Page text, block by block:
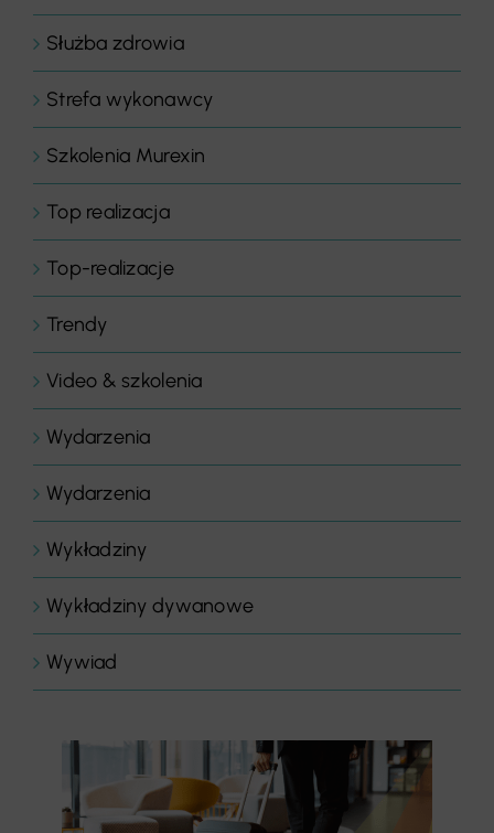
Służba zdrowia
Strefa wykonawcy
Szkolenia Murexin
Top realizacja
Top-realizacje
Trendy
Video & szkolenia
Wydarzenia
Wydarzenia
Wykładziny
Wykładziny dywanowe
Wywiad